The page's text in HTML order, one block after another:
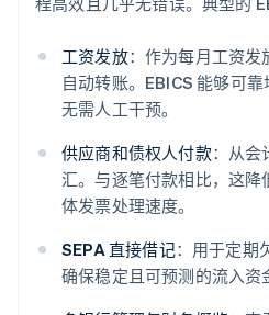
工资发放：作为每月工资发
自动转账。EBICS 能够可靠
无需人工干预。
供应商和债权人付款：从会
汇。与逐笔付款相比，这
体发票处理速度。
SEPA 直接借记：用于定期
确保稳定且可预测的流入资